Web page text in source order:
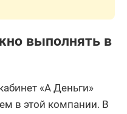
выполнять в
«А Деньги»
в этой компании. В